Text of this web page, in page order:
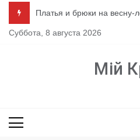
содержимому
Платья и брюки на весну-
Суббота, 8 августа 2026
Мій